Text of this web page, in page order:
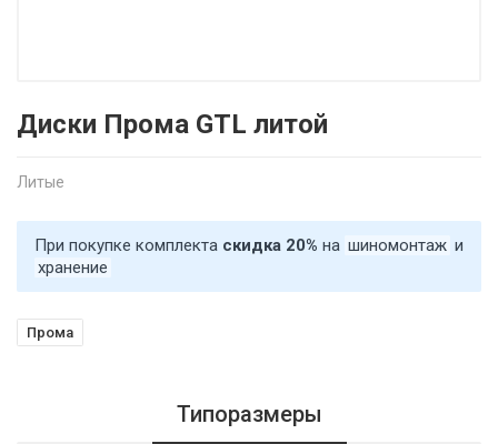
Диски Прома GTL литой
Литые
При покупке комплекта скидка 20% на шиномонтаж и
хранение
Прома
Типоразмеры